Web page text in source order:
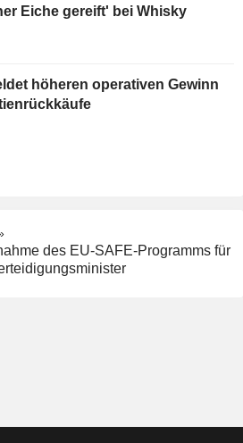
Eiche gereift' bei Whisky
höheren operativen Gewinn
des EU-SAFE-Programms für